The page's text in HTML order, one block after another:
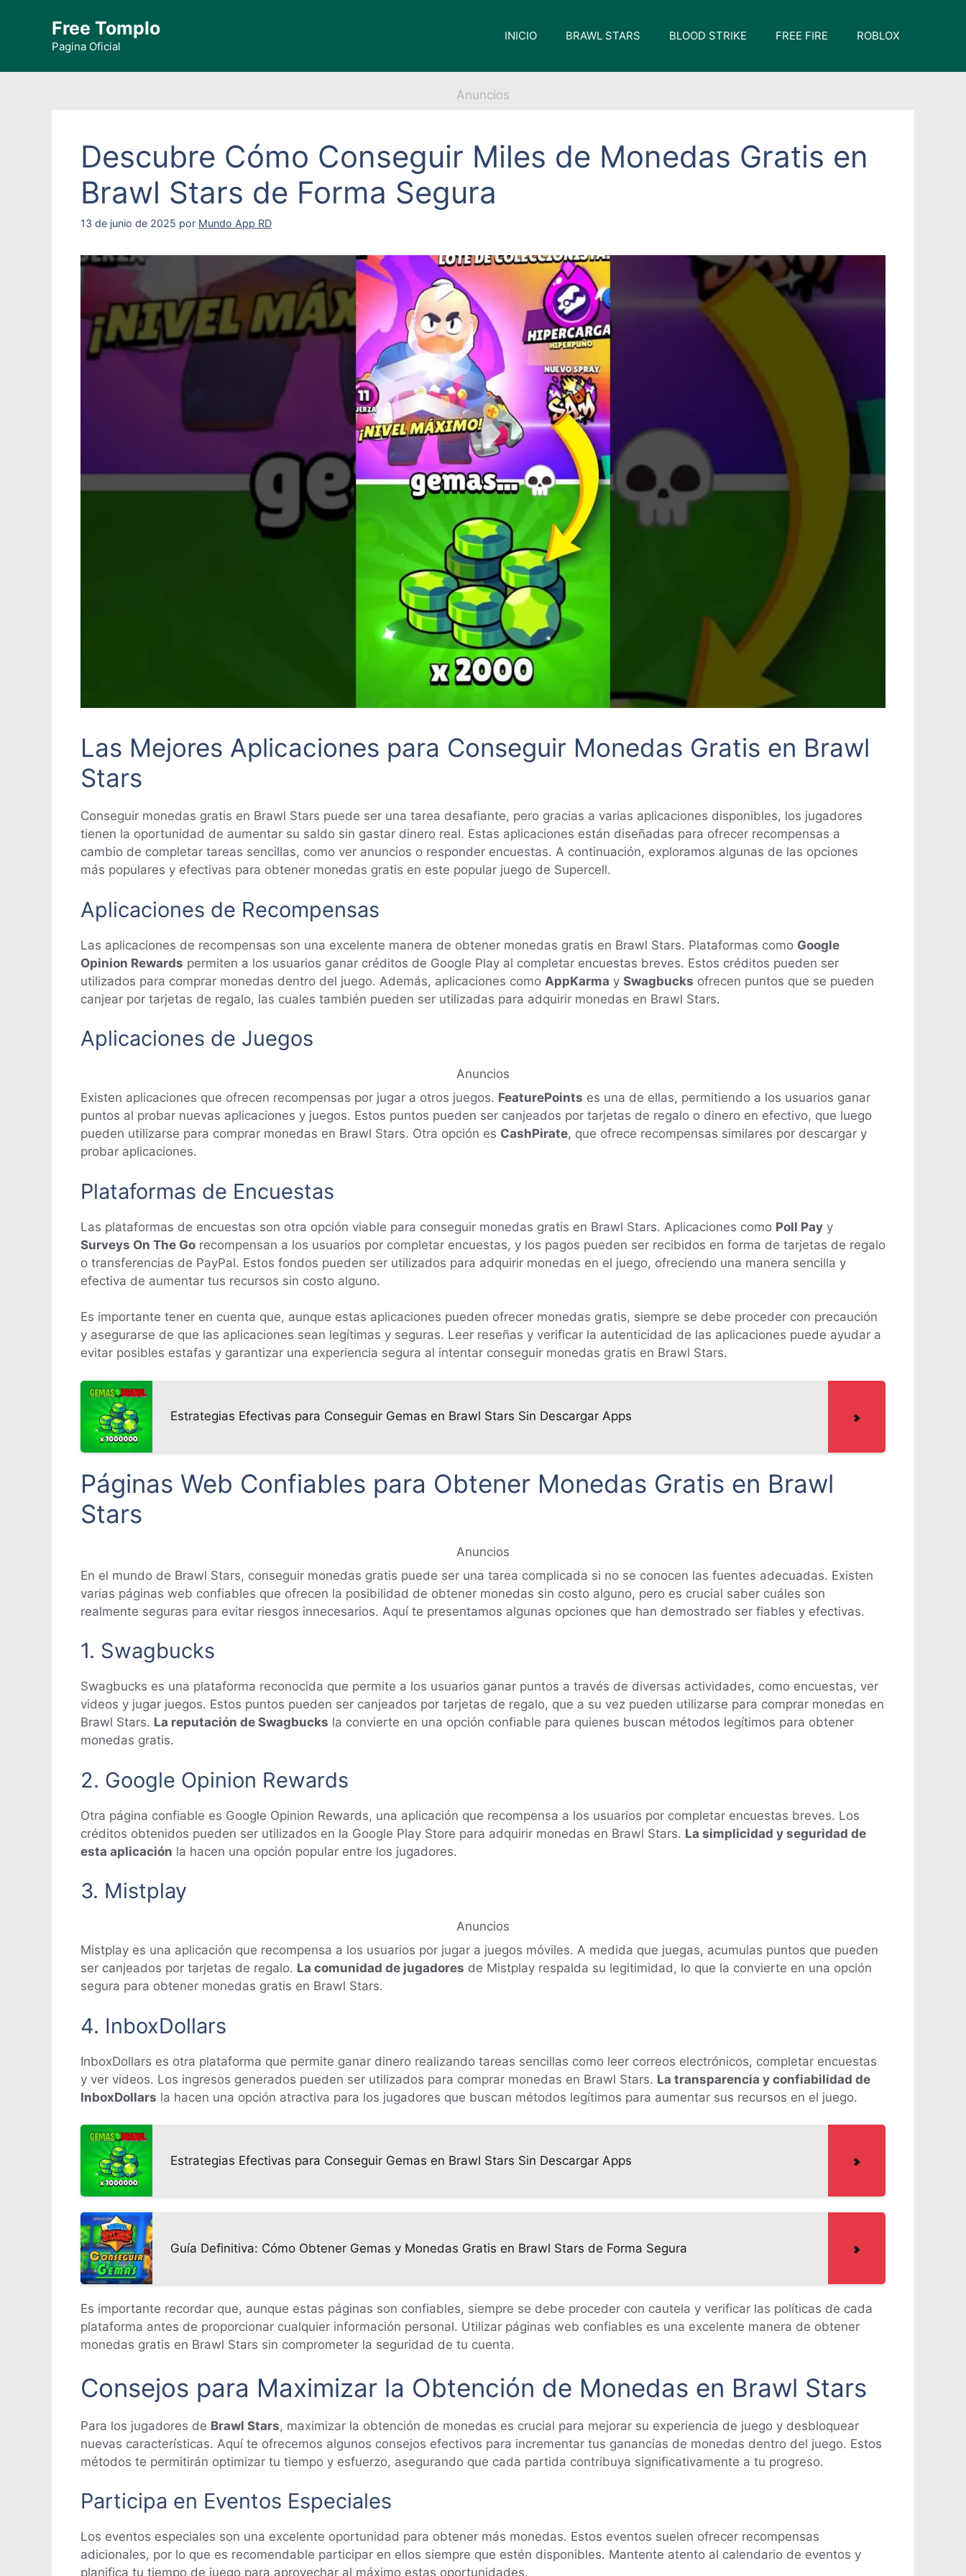
contenido
Free Tomplo
Pagina Oficial
INICIO BRAWL STARS BLOOD STRIKE FREE FIRE ROBLOX
Anuncios
Descubre Cómo Conseguir Miles de Monedas Gratis en
Brawl Stars de Forma Segura
13 de junio de 2025 por Mundo App RD
Las Mejores Aplicaciones para Conseguir Monedas Gratis en Brawl
Stars
Conseguir monedas gratis en Brawl Stars puede ser una tarea desafiante, pero gracias a varias aplicaciones disponibles, los jugadores
tienen la oportunidad de aumentar su saldo sin gastar dinero real. Estas aplicaciones están diseñadas para ofrecer recompensas a
cambio de completar tareas sencillas, como ver anuncios o responder encuestas. A continuación, exploramos algunas de las opciones
más populares y efectivas para obtener monedas gratis en este popular juego de Supercell.
Aplicaciones de Recompensas
Las aplicaciones de recompensas son una excelente manera de obtener monedas gratis en Brawl Stars. Plataformas como Google
Opinion Rewards permiten a los usuarios ganar créditos de Google Play al completar encuestas breves. Estos créditos pueden ser
utilizados para comprar monedas dentro del juego. Además, aplicaciones como AppKarma y Swagbucks ofrecen puntos que se pueden
canjear por tarjetas de regalo, las cuales también pueden ser utilizadas para adquirir monedas en Brawl Stars.
Aplicaciones de Juegos
Anuncios
Existen aplicaciones que ofrecen recompensas por jugar a otros juegos. FeaturePoints es una de ellas, permitiendo a los usuarios ganar
puntos al probar nuevas aplicaciones y juegos. Estos puntos pueden ser canjeados por tarjetas de regalo o dinero en efectivo, que luego
pueden utilizarse para comprar monedas en Brawl Stars. Otra opción es CashPirate, que ofrece recompensas similares por descargar y
probar aplicaciones.
Plataformas de Encuestas
Las plataformas de encuestas son otra opción viable para conseguir monedas gratis en Brawl Stars. Aplicaciones como Poll Pay y
Surveys On The Go recompensan a los usuarios por completar encuestas, y los pagos pueden ser recibidos en forma de tarjetas de regalo
o transferencias de PayPal. Estos fondos pueden ser utilizados para adquirir monedas en el juego, ofreciendo una manera sencilla y
efectiva de aumentar tus recursos sin costo alguno.
Es importante tener en cuenta que, aunque estas aplicaciones pueden ofrecer monedas gratis, siempre se debe proceder con precaución
y asegurarse de que las aplicaciones sean legítimas y seguras. Leer reseñas y verificar la autenticidad de las aplicaciones puede ayudar a
evitar posibles estafas y garantizar una experiencia segura al intentar conseguir monedas gratis en Brawl Stars.
Estrategias Efectivas para Conseguir Gemas en Brawl Stars Sin Descargar Apps
Páginas Web Confiables para Obtener Monedas Gratis en Brawl
Stars
Anuncios
En el mundo de Brawl Stars, conseguir monedas gratis puede ser una tarea complicada si no se conocen las fuentes adecuadas. Existen
varias páginas web confiables que ofrecen la posibilidad de obtener monedas sin costo alguno, pero es crucial saber cuáles son
realmente seguras para evitar riesgos innecesarios. Aquí te presentamos algunas opciones que han demostrado ser fiables y efectivas.
1. Swagbucks
Swagbucks es una plataforma reconocida que permite a los usuarios ganar puntos a través de diversas actividades, como encuestas, ver
videos y jugar juegos. Estos puntos pueden ser canjeados por tarjetas de regalo, que a su vez pueden utilizarse para comprar monedas en
Brawl Stars. La reputación de Swagbucks la convierte en una opción confiable para quienes buscan métodos legítimos para obtener
monedas gratis.
2. Google Opinion Rewards
Otra página confiable es Google Opinion Rewards, una aplicación que recompensa a los usuarios por completar encuestas breves. Los
créditos obtenidos pueden ser utilizados en la Google Play Store para adquirir monedas en Brawl Stars. La simplicidad y seguridad de
esta aplicación la hacen una opción popular entre los jugadores.
3. Mistplay
Anuncios
Mistplay es una aplicación que recompensa a los usuarios por jugar a juegos móviles. A medida que juegas, acumulas puntos que pueden
ser canjeados por tarjetas de regalo. La comunidad de jugadores de Mistplay respalda su legitimidad, lo que la convierte en una opción
segura para obtener monedas gratis en Brawl Stars.
4. InboxDollars
InboxDollars es otra plataforma que permite ganar dinero realizando tareas sencillas como leer correos electrónicos, completar encuestas
y ver videos. Los ingresos generados pueden ser utilizados para comprar monedas en Brawl Stars. La transparencia y confiabilidad de
InboxDollars la hacen una opción atractiva para los jugadores que buscan métodos legítimos para aumentar sus recursos en el juego.
Estrategias Efectivas para Conseguir Gemas en Brawl Stars Sin Descargar Apps
Guía Definitiva: Cómo Obtener Gemas y Monedas Gratis en Brawl Stars de Forma Segura
Es importante recordar que, aunque estas páginas son confiables, siempre se debe proceder con cautela y verificar las políticas de cada
plataforma antes de proporcionar cualquier información personal. Utilizar páginas web confiables es una excelente manera de obtener
monedas gratis en Brawl Stars sin comprometer la seguridad de tu cuenta.
Consejos para Maximizar la Obtención de Monedas en Brawl Stars
Para los jugadores de Brawl Stars, maximizar la obtención de monedas es crucial para mejorar su experiencia de juego y desbloquear
nuevas características. Aquí te ofrecemos algunos consejos efectivos para incrementar tus ganancias de monedas dentro del juego. Estos
métodos te permitirán optimizar tu tiempo y esfuerzo, asegurando que cada partida contribuya significativamente a tu progreso.
Participa en Eventos Especiales
Los eventos especiales son una excelente oportunidad para obtener más monedas. Estos eventos suelen ofrecer recompensas
adicionales, por lo que es recomendable participar en ellos siempre que estén disponibles. Mantente atento al calendario de eventos y
planifica tu tiempo de juego para aprovechar al máximo estas oportunidades.